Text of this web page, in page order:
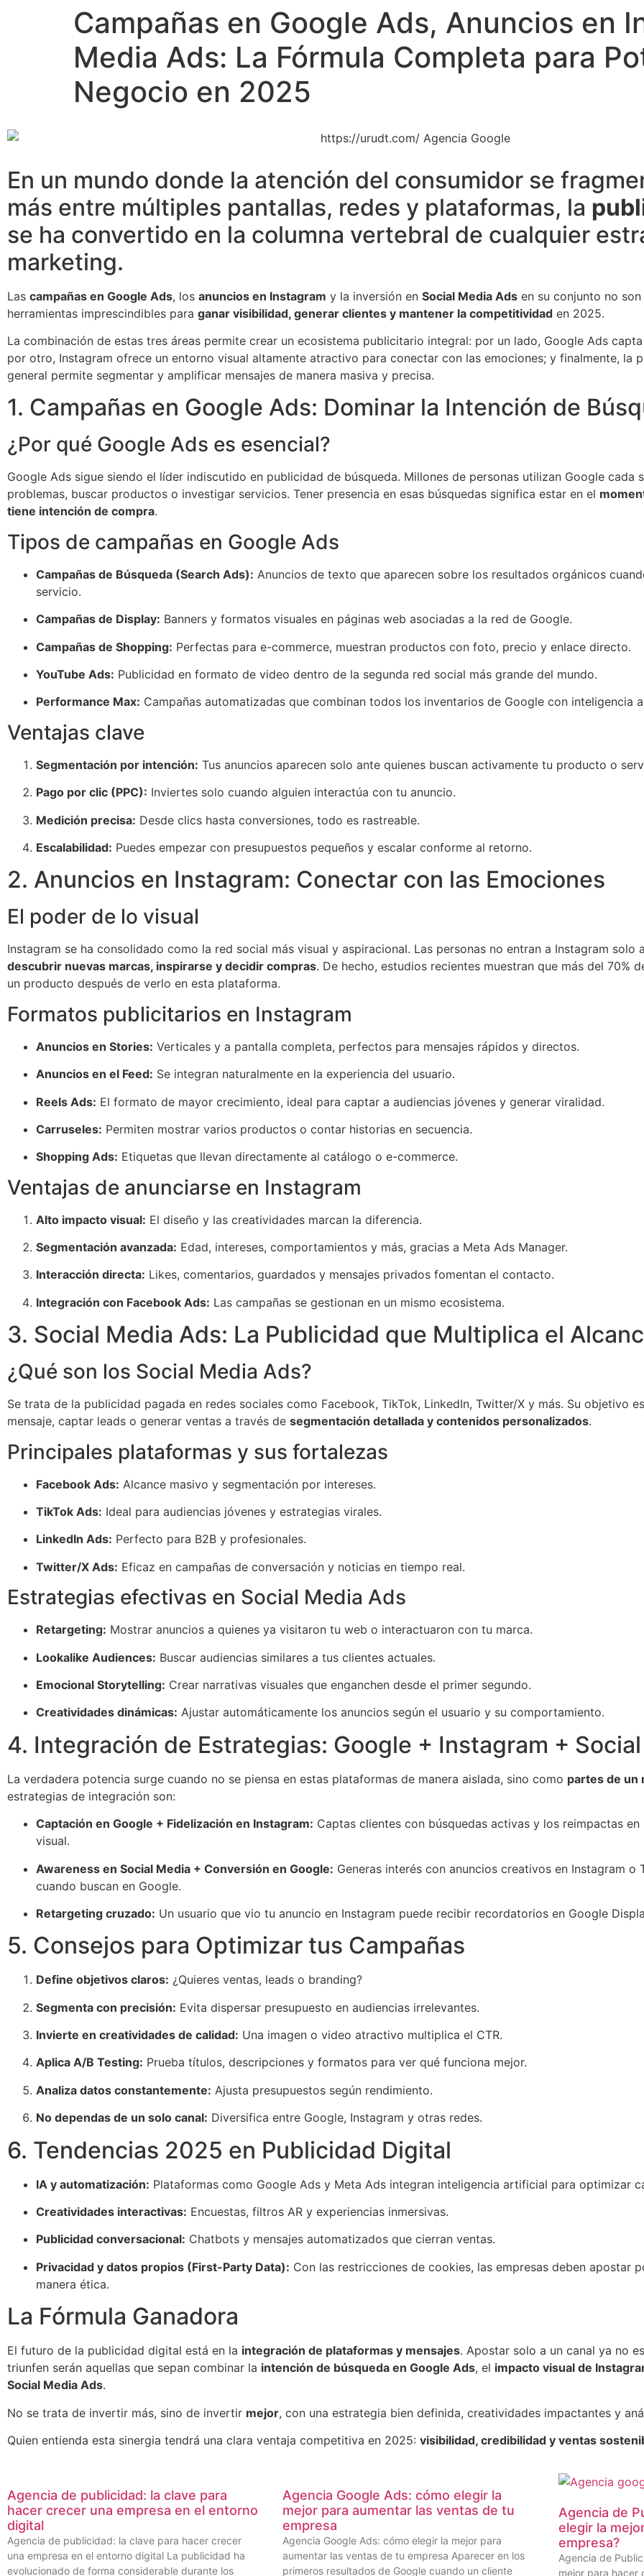
Campañas en Google Ads, Anuncios en
Media Ads: La Fórmula Completa para
Negocio en 2025
En un mundo donde la atención del consumidor se
más entre múltiples pantallas, redes y plataformas, la
se ha convertido en la columna vertebral de cualquier
marketing.
Las campañas en Google Ads, los anuncios en Instagram y la inversión en Social Media Ads en su conjunto no
herramientas imprescindibles para ganar visibilidad, generar clientes y mantener la competitividad en 2025.
La combinación de estas tres áreas permite crear un ecosistema publicitario integral: por un lado, Google Ads
por otro, Instagram ofrece un entorno visual altamente atractivo para conectar con las emociones; y finalmente, la
general permite segmentar y amplificar mensajes de manera masiva y precisa.
1. Campañas en Google Ads: Dominar la Intención de
¿Por qué Google Ads es esencial?
Google Ads sigue siendo el líder indiscutido en publicidad de búsqueda. Millones de personas utilizan Google cada
problemas, buscar productos o investigar servicios. Tener presencia en esas búsquedas significa estar en el
tiene intención de compra.
Tipos de campañas en Google Ads
Campañas de Búsqueda (Search Ads): Anuncios de texto que aparecen sobre los resultados orgánicos
servicio.
Campañas de Display: Banners y formatos visuales en páginas web asociadas a la red de Google.
Campañas de Shopping: Perfectas para e-commerce, muestran productos con foto, precio y enlace directo.
YouTube Ads: Publicidad en formato de video dentro de la segunda red social más grande del mundo.
Performance Max: Campañas automatizadas que combinan todos los inventarios de Google con inteligencia
Ventajas clave
Segmentación por intención: Tus anuncios aparecen solo ante quienes buscan activamente tu producto o
Pago por clic (PPC): Inviertes solo cuando alguien interactúa con tu anuncio.
Medición precisa: Desde clics hasta conversiones, todo es rastreable.
Escalabilidad: Puedes empezar con presupuestos pequeños y escalar conforme al retorno.
2. Anuncios en Instagram: Conectar con las Emociones
El poder de lo visual
Instagram se ha consolidado como la red social más visual y aspiracional. Las personas no entran a Instagram solo
descubrir nuevas marcas, inspirarse y decidir compras. De hecho, estudios recientes muestran que más del 70%
un producto después de verlo en esta plataforma.
Formatos publicitarios en Instagram
Anuncios en Stories: Verticales y a pantalla completa, perfectos para mensajes rápidos y directos.
Anuncios en el Feed: Se integran naturalmente en la experiencia del usuario.
Reels Ads: El formato de mayor crecimiento, ideal para captar a audiencias jóvenes y generar viralidad.
Carruseles: Permiten mostrar varios productos o contar historias en secuencia.
Shopping Ads: Etiquetas que llevan directamente al catálogo o e-commerce.
Ventajas de anunciarse en Instagram
Alto impacto visual: El diseño y las creatividades marcan la diferencia.
Segmentación avanzada: Edad, intereses, comportamientos y más, gracias a Meta Ads Manager.
Interacción directa: Likes, comentarios, guardados y mensajes privados fomentan el contacto.
Integración con Facebook Ads: Las campañas se gestionan en un mismo ecosistema.
3. Social Media Ads: La Publicidad que Multiplica el
¿Qué son los Social Media Ads?
Se trata de la publicidad pagada en redes sociales como Facebook, TikTok, LinkedIn, Twitter/X y más. Su objetivo
mensaje, captar leads o generar ventas a través de segmentación detallada y contenidos personalizados.
Principales plataformas y sus fortalezas
Facebook Ads: Alcance masivo y segmentación por intereses.
TikTok Ads: Ideal para audiencias jóvenes y estrategias virales.
LinkedIn Ads: Perfecto para B2B y profesionales.
Twitter/X Ads: Eficaz en campañas de conversación y noticias en tiempo real.
Estrategias efectivas en Social Media Ads
Retargeting: Mostrar anuncios a quienes ya visitaron tu web o interactuaron con tu marca.
Lookalike Audiences: Buscar audiencias similares a tus clientes actuales.
Emocional Storytelling: Crear narrativas visuales que enganchen desde el primer segundo.
Creatividades dinámicas: Ajustar automáticamente los anuncios según el usuario y su comportamiento.
4. Integración de Estrategias: Google + Instagram +
La verdadera potencia surge cuando no se piensa en estas plataformas de manera aislada, sino como partes de un
estrategias de integración son:
Captación en Google + Fidelización en Instagram: Captas clientes con búsquedas activas y los reimpactas
visual.
Awareness en Social Media + Conversión en Google: Generas interés con anuncios creativos en Instagram o
cuando buscan en Google.
Retargeting cruzado: Un usuario que vio tu anuncio en Instagram puede recibir recordatorios en Google
5. Consejos para Optimizar tus Campañas
Define objetivos claros: ¿Quieres ventas, leads o branding?
Segmenta con precisión: Evita dispersar presupuesto en audiencias irrelevantes.
Invierte en creatividades de calidad: Una imagen o video atractivo multiplica el CTR.
Aplica A/B Testing: Prueba títulos, descripciones y formatos para ver qué funciona mejor.
Analiza datos constantemente: Ajusta presupuestos según rendimiento.
No dependas de un solo canal: Diversifica entre Google, Instagram y otras redes.
6. Tendencias 2025 en Publicidad Digital
IA y automatización: Plataformas como Google Ads y Meta Ads integran inteligencia artificial para optimizar
Creatividades interactivas: Encuestas, filtros AR y experiencias inmersivas.
Publicidad conversacional: Chatbots y mensajes automatizados que cierran ventas.
Privacidad y datos propios (First-Party Data): Con las restricciones de cookies, las empresas deben apostar
manera ética.
La Fórmula Ganadora
El futuro de la publicidad digital está en la integración de plataformas y mensajes. Apostar solo a un canal ya no
triunfen serán aquellas que sepan combinar la intención de búsqueda en Google Ads, el impacto visual de
Social Media Ads.
No se trata de invertir más, sino de invertir mejor, con una estrategia bien definida, creatividades impactantes y
Quien entienda esta sinergia tendrá una clara ventaja competitiva en 2025: visibilidad, credibilidad y ventas
Agencia de publicidad: la clave para
hacer crecer una empresa en el entorno
digital
Agencia de publicidad: la clave para hacer crecer
una empresa en el entorno digital La publicidad ha
evolucionado de forma considerable durante los
Agencia Google Ads: cómo elegir la
mejor para aumentar las ventas de tu
empresa
Agencia Google Ads: cómo elegir la mejor para
aumentar las ventas de tu empresa Aparecer en los
primeros resultados de Google cuando un cliente
Agencia de
elegir la
empresa?
Agencia de
mejor para hacer